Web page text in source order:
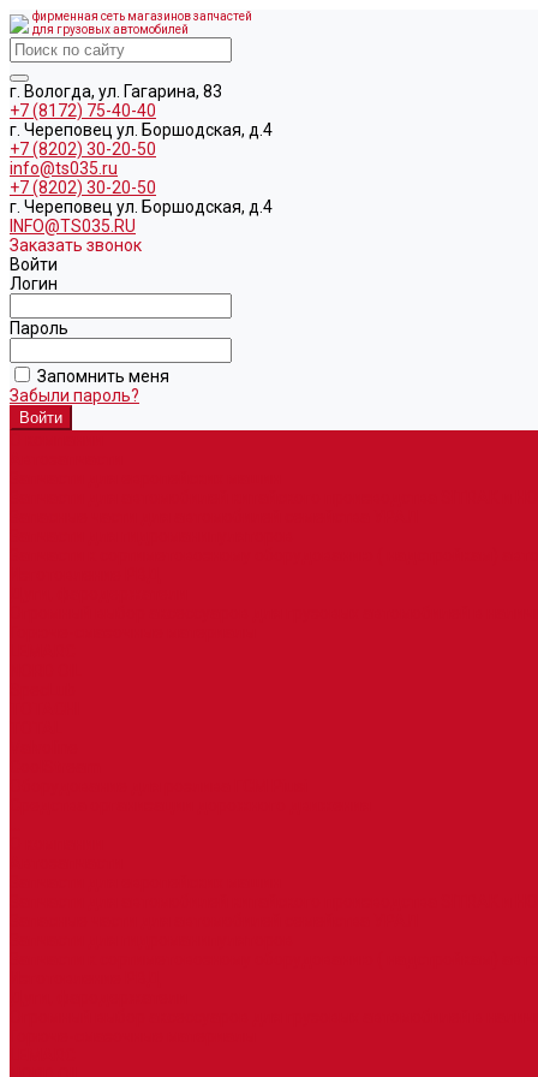
фирменная сеть магазинов запчастей
для грузовых автомобилей
г. Вологда, ул. Гагарина, 83
+7 (8172) 75-40-40
г. Череповец ул. Боршодская, д.4
+7 (8202) 30-20-50
info@ts035.ru
+7 (8202) 30-20-50
г. Череповец ул. Боршодская, д.4
INFO@TS035.RU
Заказать звонок
Войти
Логин
Пароль
Запомнить меня
Забыли пароль?